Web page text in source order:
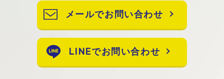
メールでお問い合わせ
LINEでお問い合わせ